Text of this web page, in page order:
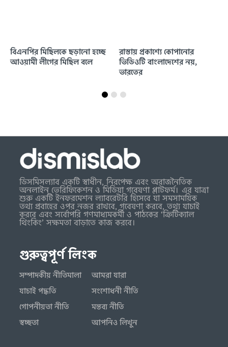
বিএনপির মিছিলকে ছড়ানো হচ্ছে
আওয়ামী লীগের মিছিল বলে
রাস্তায় প্রকাশ্যে কোপানোর
ভিডিওটি বাংলাদেশের নয়,
ভারতের
ডিসমিসল্যাব একটি স্বাধীন, নিরপেক্ষ এবং অরাজনৈতিক
অনলাইন ভেরিফিকেশন ও মিডিয়া গবেষণা প্লাটফর্ম। এর যাত্রা
শুরু একটি ইনফরমেশন ল্যাবরেটরি হিসেবে যা সমসাময়িক
তথ্য প্রবাহের ওপর নজর রাখবে, গবেষণা করবে, তথ্য যাচাই
করবে এবং সর্বোপরি গণমাধ্যমকর্মী ও পাঠকের ‘ক্রিটিক্যাল
থিংকিং’ সক্ষমতা বাড়াতে কাজ করবে।
গুরুত্বপূর্ণ লিংক
সম্পাদকীয় নীতিমালা
যাচাই পদ্ধতি
গোপনীয়তা নীতি
স্বচ্ছতা
আমরা যারা
সংশোধনী নীতি
মন্তব্য নীতি
আপনিও লিখুন